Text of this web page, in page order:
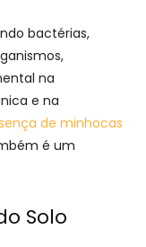
bactérias,
na
e na
de minhocas
é um
Solo